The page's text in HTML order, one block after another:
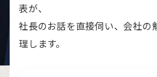
表が、
社長のお話を直接伺い、会社の
理します。